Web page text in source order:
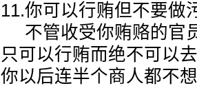
11.你可以行贿但不要
不管收受你贿赂的官
只可以行贿而绝不可以
你以后连半个商人都不